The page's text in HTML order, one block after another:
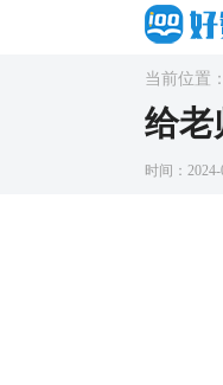
当前位置：
给老
时间：2024-